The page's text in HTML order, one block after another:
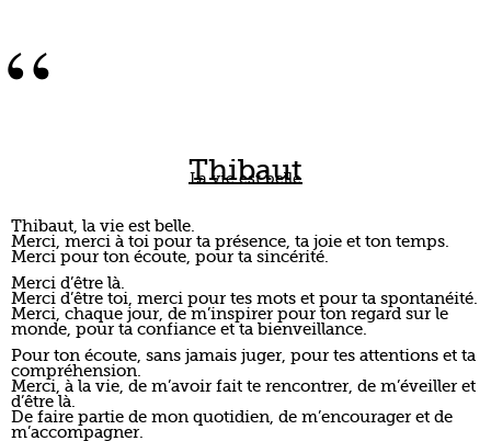
Thibaut
La vie est belle
“
Thibaut, la vie est belle.
Merci, merci à toi pour ta présence, ta joie et ton temps.
Merci pour ton écoute, pour ta sincérité.
Merci d’être là.
Merci d’être toi, merci pour tes mots et pour ta spontanéité.
Merci, chaque jour, de m’inspirer pour ton regard sur le
monde, pour ta confiance et ta bienveillance.
Pour ton écoute, sans jamais juger, pour tes attentions et ta
compréhension.
Merci, à la vie, de m’avoir fait te rencontrer, de m’éveiller et
d’être là.
De faire partie de mon quotidien, de m’encourager et de
m’accompagner.